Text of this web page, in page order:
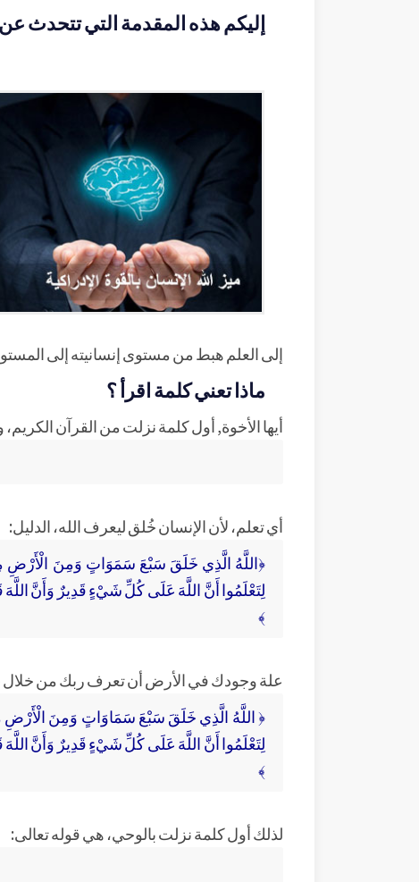
إليكم هذه المقدمة التي تتحدث
إلى العلم هبط من مستوى إنسانيته إلى
ماذا تعني كلمة اقرأ ؟
أيها الأخوة, أول كلمة نزلت من القرآن
أي تعلم، لأن الإنسان خُلق ليعرف الله، الدليل:
﴿اللَّهُ الَّذِي خَلَقَ سَبْعَ سَمَوَاتٍ وَمِنَ الْأَرْضِ
لِتَعْلَمُوا أَنَّ اللَّهَ عَلَى كُلِّ شَيْءٍ قَدِيرٌ وَأَنَّ
﴾
علة وجودك في الأرض أن تعرف ربك من خلال
﴿ اللَّهُ الَّذِي خَلَقَ سَبْعَ سَمَاوَاتٍ وَمِنَ الْأَرْضِ
لِتَعْلَمُوا أَنَّ اللَّهَ عَلَى كُلِّ شَيْءٍ قَدِيرٌ وَأَنَّ
﴾
لذلك أول كلمة نزلت بالوحي، هي قوله تعالى: